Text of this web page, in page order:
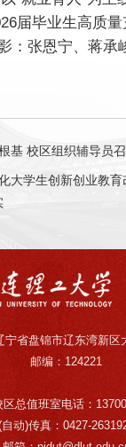
届毕业生高质量
：张恩宁、蒋承
基 校区组织辅导员
大学生创新创业教
宁省盘锦市辽东湾新区
邮编：124221
区总值班室电话：
自动)传真：0427-